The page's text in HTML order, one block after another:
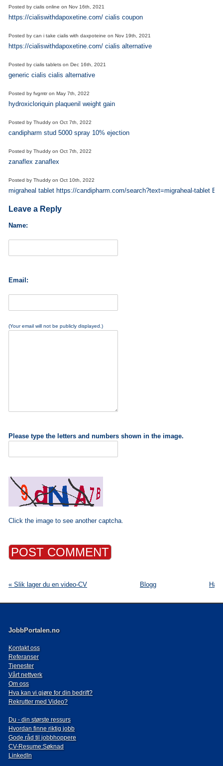
Posted bycialis onlineonNov 16th, 2021
https://cialiswithdapoxetine.com/ cialis coupon
Posted bycan i take cialis with daxpoteineonNov 19th, 2021
https://cialiswithdapoxetine.com/ cialis alternative
Posted bycialis tabletsonDec 16th, 2021
generic cialis cialis alternative
Posted byfvgmtronMay 7th, 2022
hydroxicloriquin plaquenil weight gain
Posted byThuddyonOct 7th, 2022
candipharm stud 5000 spray 10% ejection
Posted byThuddyonOct 7th, 2022
zanaflex zanaflex
Posted byThuddyonOct 10th, 2022
migraheal tablet https://candipharm.com/search?text=migraheal-tablet
Leave a Reply
Name:
Email:
(Your email will not be publicly displayed.)
Please type the letters and numbers shown in the image.
Click the image to see another captcha.
« Slik lager du en video-CV Blogg Har
JobbPortalen.no
Kontakt oss
Referanser
Tjenester
Vårt nettverk
Om oss
Hva kan vi gjøre for din bedrift?
Rekrutter med Video?
Du - din største ressurs
Hvordan finne riktig jobb
Gode råd til jobbhoppere
CV-Resume:Søknad
LinkedIn